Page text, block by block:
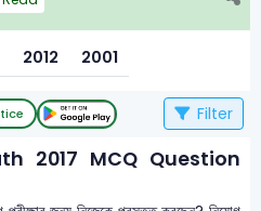
2012 2001
Filter
2017 MCQ Question